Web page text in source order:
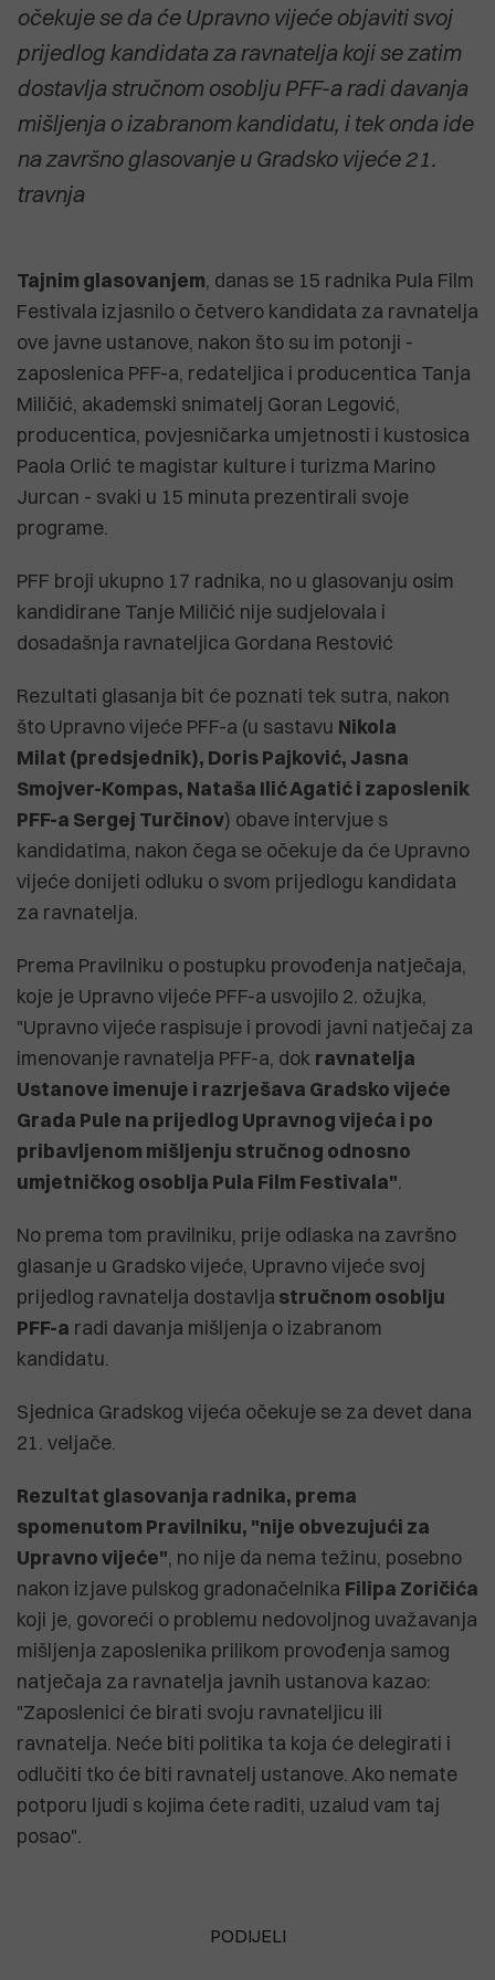
očekuje se da će Upravno vijeće objaviti svoj
prijedlog kandidata za ravnatelja koji se zatim
dostavlja stručnom osoblju PFF-a radi davanja
mišljenja o izabranom kandidatu, i tek onda ide
na završno glasovanje u Gradsko vijeće 21.
travnja
Tajnim glasovanjem, danas se 15 radnika Pula Film
Festivala izjasnilo o četvero kandidata za ravnatelja
ove javne ustanove, nakon što su im potonji -
zaposlenica PFF-a, redateljica i producentica Tanja
Miličić, akademski snimatelj Goran Legović,
producentica, povjesničarka umjetnosti i kustosica
Paola Orlić te magistar kulture i turizma Marino
Jurcan - svaki u 15 minuta prezentirali svoje
programe.
PFF broji ukupno 17 radnika, no u glasovanju osim
kandidirane Tanje Miličić nije sudjelovala i
dosadašnja ravnateljica Gordana Restović
Rezultati glasanja bit će poznati tek sutra, nakon
što Upravno vijeće PFF-a (u sastavu Nikola
Milat (predsjednik), Doris Pajković, Jasna
Smojver-Kompas, Nataša Ilić Agatić i zaposlenik
PFF-a Sergej Turčinov) obave intervjue s
kandidatima, nakon čega se očekuje da će Upravno
vijeće donijeti odluku o svom prijedlogu kandidata
za ravnatelja.
Prema Pravilniku o postupku provođenja natječaja,
koje je Upravno vijeće PFF-a usvojilo 2. ožujka,
"Upravno vijeće raspisuje i provodi javni natječaj za
imenovanje ravnatelja PFF-a, dok ravnatelja
Ustanove imenuje i razrješava Gradsko vijeće
Grada Pule na prijedlog Upravnog vijeća i po
pribavljenom mišljenju stručnog odnosno
umjetničkog osoblja Pula Film Festivala".
No prema tom pravilniku, prije odlaska na završno
glasanje u Gradsko vijeće, Upravno vijeće svoj
prijedlog ravnatelja dostavlja stručnom osoblju
PFF-a radi davanja mišljenja o izabranom
kandidatu.
Sjednica Gradskog vijeća očekuje se za devet dana
21. veljače.
Rezultat glasovanja radnika, prema
spomenutom Pravilniku, "nije obvezujući za
Upravno vijeće", no nije da nema težinu, posebno
nakon izjave pulskog gradonačelnika Filipa Zoričića
koji je, govoreći o problemu nedovoljnog uvažavanja
mišljenja zaposlenika prilikom provođenja samog
natječaja za ravnatelja javnih ustanova kazao:
"Zaposlenici će birati svoju ravnateljicu ili
ravnatelja. Neće biti politika ta koja će delegirati i
odlučiti tko će biti ravnatelj ustanove. Ako nemate
potporu ljudi s kojima ćete raditi, uzalud vam taj
posao".
PODIJELI